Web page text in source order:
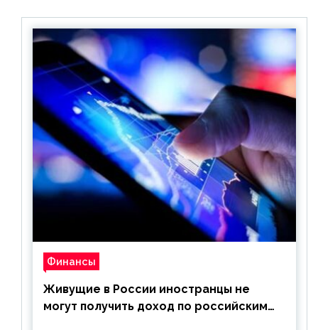
Финансы
Живущие в России иностранцы не
могут получить доход по российским